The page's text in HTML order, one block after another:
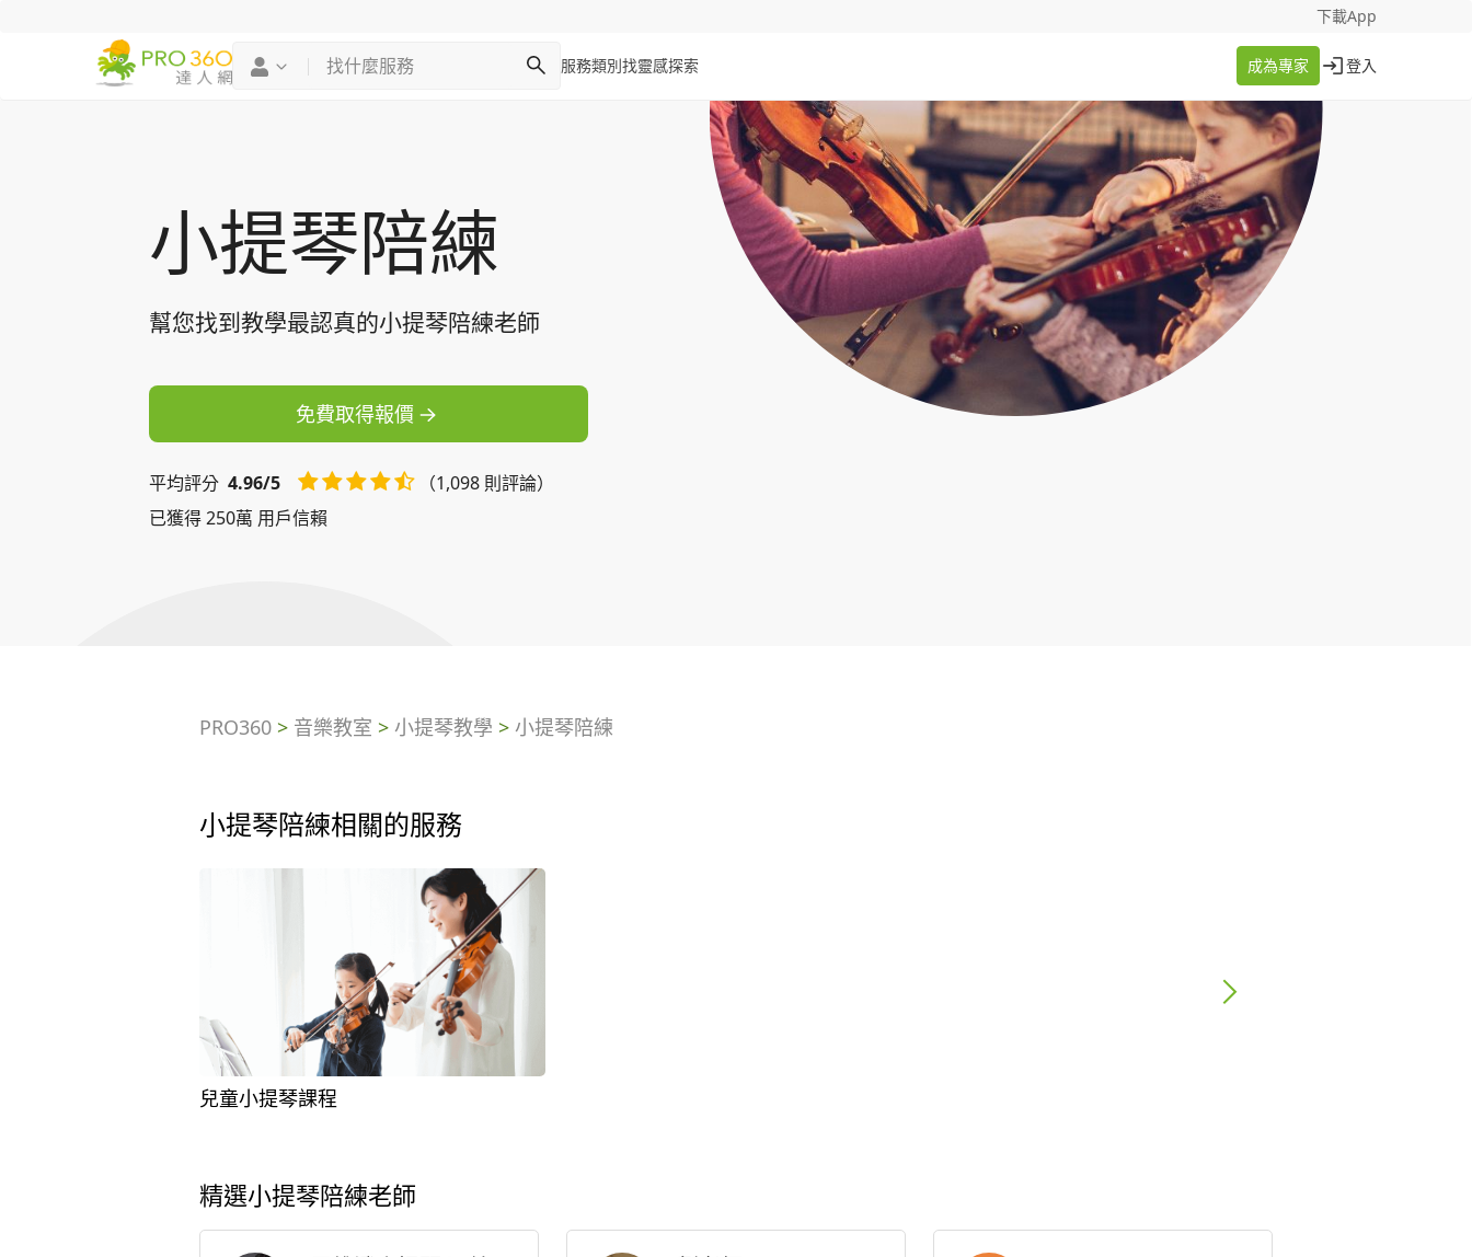
下載App
服務類別找靈感探索 成為專家 登入
成為專家
登入
小提琴陪練
幫您找到教學最認真的小提琴陪練老師
免費取得報價
平均評分 4.96/5
（1,098 則評論）
已獲得 250萬 用戶信賴
PRO360> 音樂教室 > 小提琴教學 > 小提琴陪練
小提琴陪練相關的服務
兒童小提琴課程
精選小提琴陪練老師